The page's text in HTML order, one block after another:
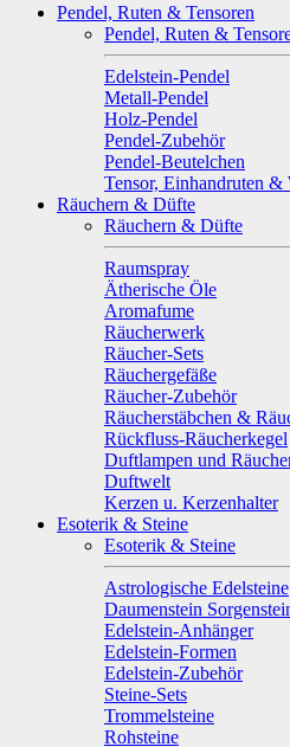
Pendel, Ruten & Tensoren
Pendel, Ruten &
Edelstein-Pendel
Metall-Pendel
Holz-Pendel
Pendel-Zubehör
Pendel-Beutelchen
Tensor, Einhandruten &
Räuchern & Düfte
Räuchern & Düfte
Raumspray
Ätherische Öle
Aromafume
Räucherwerk
Räucher-Sets
Räuchergefäße
Räucher-Zubehör
Räucherstäbchen &
Rückfluss-Räucherkegel
Duftlampen und
Duftwelt
Kerzen u. Kerzenhalter
Esoterik & Steine
Esoterik & Steine
Astrologische Edelsteine
Daumenstein
Edelstein-Anhänger
Edelstein-Formen
Edelstein-Zubehör
Steine-Sets
Trommelsteine
Rohsteine